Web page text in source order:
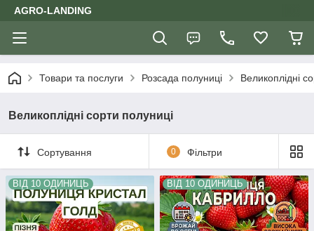
AGRO-LANDING
Товари та послуги Розсада полуниці Великоплідні
Великоплідні сорти полуниці
Сортування 0 Фільтри
ВІД 10 ОДИНИЦЬ ВІД 10 ОДИНИЦЬ